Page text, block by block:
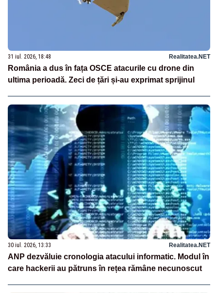
31 iul. 2026, 18:48 Realitatea.NET
România a dus în fața OSCE atacurile cu drone din
ultima perioadă. Zeci de țări și-au exprimat sprijinul
30 iul. 2026, 13:33 Realitatea.NET
ANP dezvăluie cronologia atacului informatic. Modul în
care hackerii au pătruns în rețea rămâne necunoscut